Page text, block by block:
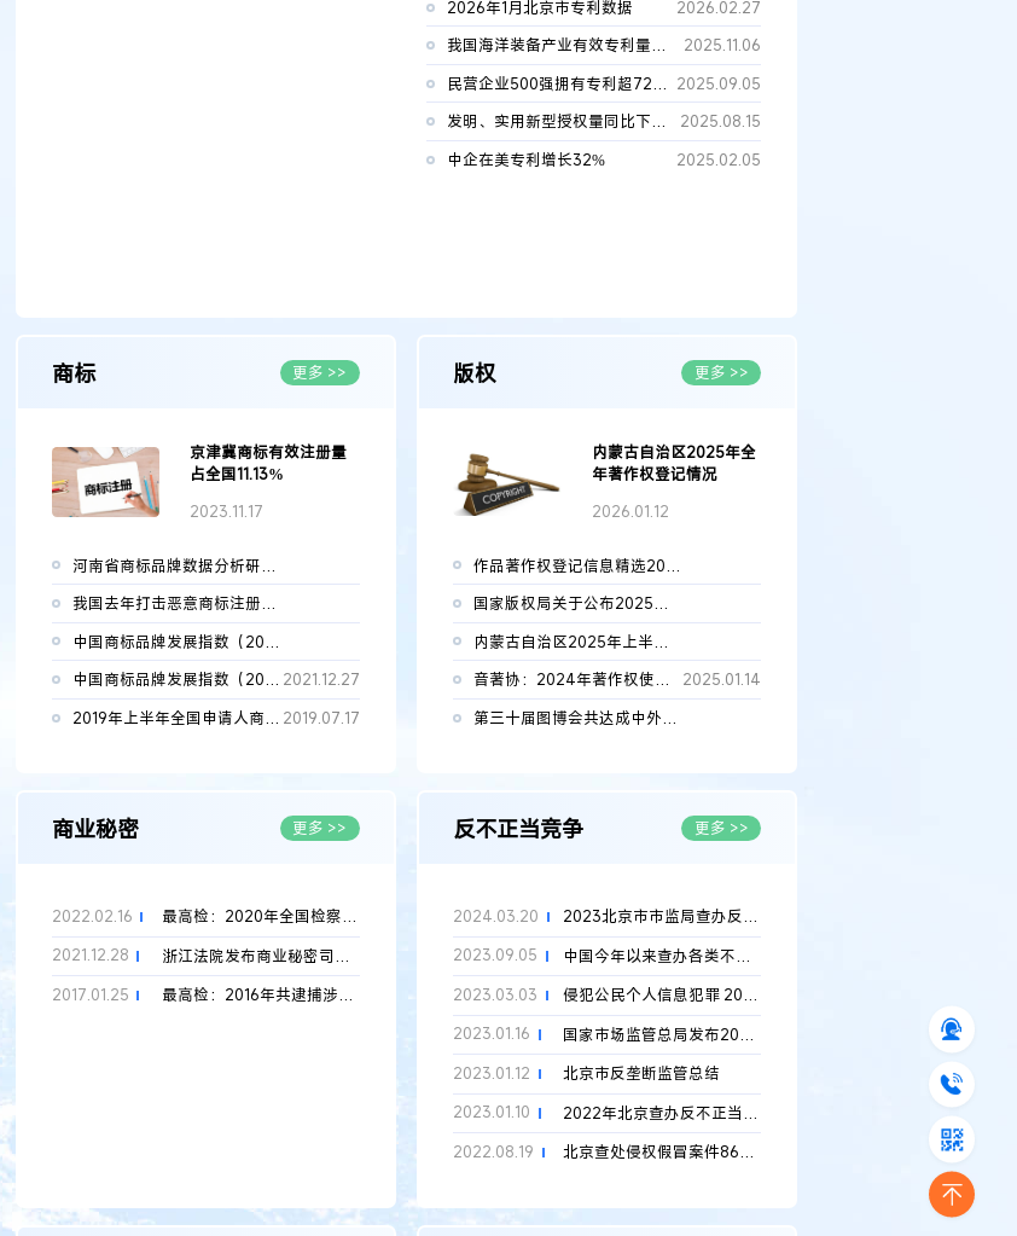
著名知识产权律师徐新明接受《中国经营
徐新明律师经典案例：刘某与西安某生物科
2026年1月北京市专利数据
2026.02.27
我国海洋装备产业有效专利量全球占比超五成
2025.11.06
民营企业500强拥有专利超72万件 2025.09.05
发明、实用新型授权量同比下降约46.3万件！2025年1-7月发明专利授权量同比下降26.59%，实用新型下降24.69%
2025.08.15
中企在美专利增长32%
2025.02.05
商标 更多 >>
京津冀商标有效注册量
占全国11.13%
2023.11.17
河南省商标品牌数据分析研究——以食品业为例
我国去年打击恶意商标注册37.2万件
中国商标品牌发展指数（2022）发布
2022.12.28
中国商标品牌发展指数（2021）发布 2021.12.27
2019年上半年全国申请人商标申请量排行榜（前100名） 2019.07.17
版权 更多 >>
内蒙古自治区2025年全
年著作权登记情况
2026.01.12
作品著作权登记信息精选2026年第6期
国家版权局关于公布2025年全国著作权登记情况的通知
内蒙古自治区2025年上半年著作权登记情况
2025.07.30
音著协：2024年著作权使用费收入4.77亿元人民币
2025.01.14
第三十届图博会共达成中外版权贸易协议2100项
商业秘密 更多 >>
2022.02.16
最高检：2020年全国检察机关共批捕涉知识产权犯罪3918件
2021.12.28
浙江法院发布商业秘密司法保护八大典型案例
2017.01.25
最高检：2016年共逮捕涉知识产权犯罪2251件、3797人
反不正当竞争 更多 >>
2024.03.20
2023北京市市监局查办反不正当竞争类案件711件，罚没款3095.55万...
2023.09.05
中国今年以来查办各类不正当竞争案件罚没款总额逾3亿元
2023.03.03
侵犯公民个人信息犯罪 2022年检察机关起诉9300余人
2023.01.16
国家市场监管总局发布2022年反垄断执法数据
2023.01.12
北京市反垄断监管总结
2023.01.10
2022年北京查办反不正当竞争案241件
2022.08.19
北京查处侵权假冒案件8624件